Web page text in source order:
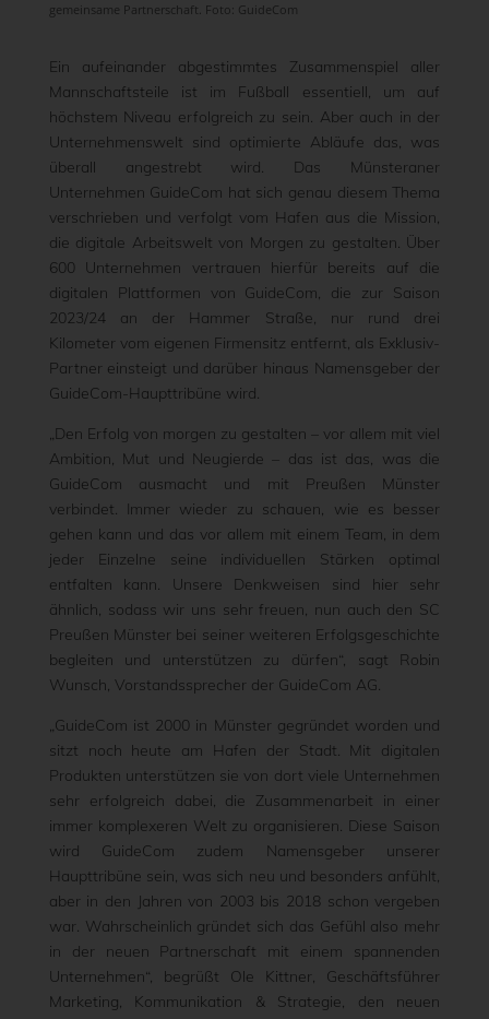
gemeinsame Partnerschaft. Foto: GuideCom
Ein aufeinander abgestimmtes Zusammenspiel aller
Mannschaftsteile ist im Fußball essentiell, um auf
höchstem Niveau erfolgreich zu sein. Aber auch in der
Unternehmenswelt sind optimierte Abläufe das, was
überall angestrebt wird. Das Münsteraner
Unternehmen GuideCom hat sich genau diesem Thema
verschrieben und verfolgt vom Hafen aus die Mission,
die digitale Arbeitswelt von Morgen zu gestalten. Über
600 Unternehmen vertrauen hierfür bereits auf die
digitalen Plattformen von GuideCom, die zur Saison
2023/24 an der Hammer Straße, nur rund drei
Kilometer vom eigenen Firmensitz entfernt, als Exklusiv-
Partner einsteigt und darüber hinaus Namensgeber der
GuideCom-Haupttribüne wird.
„Den Erfolg von morgen zu gestalten – vor allem mit viel
Ambition, Mut und Neugierde – das ist das, was die
GuideCom ausmacht und mit Preußen Münster
verbindet. Immer wieder zu schauen, wie es besser
gehen kann und das vor allem mit einem Team, in dem
jeder Einzelne seine individuellen Stärken optimal
entfalten kann. Unsere Denkweisen sind hier sehr
ähnlich, sodass wir uns sehr freuen, nun auch den SC
Preußen Münster bei seiner weiteren Erfolgsgeschichte
begleiten und unterstützen zu dürfen“, sagt Robin
Wunsch, Vorstandssprecher der GuideCom AG.
„GuideCom ist 2000 in Münster gegründet worden und
sitzt noch heute am Hafen der Stadt. Mit digitalen
Produkten unterstützen sie von dort viele Unternehmen
sehr erfolgreich dabei, die Zusammenarbeit in einer
immer komplexeren Welt zu organisieren. Diese Saison
wird GuideCom zudem Namensgeber unserer
Haupttribüne sein, was sich neu und besonders anfühlt,
aber in den Jahren von 2003 bis 2018 schon vergeben
war. Wahrscheinlich gründet sich das Gefühl also mehr
in der neuen Partnerschaft mit einem spannenden
Unternehmen“, begrüßt Ole Kittner, Geschäftsführer
Marketing, Kommunikation & Strategie, den neuen